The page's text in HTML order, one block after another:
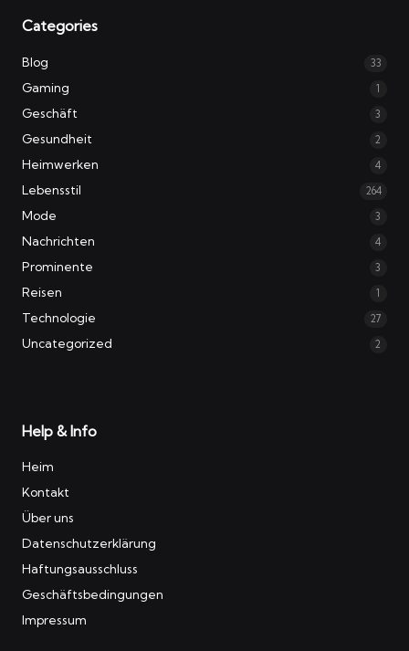
Categories
Blog 33
Gaming 1
Geschäft 3
Gesundheit 2
Heimwerken 4
Lebensstil 264
Mode 3
Nachrichten 4
Prominente 3
Reisen 1
Technologie 27
Uncategorized 2
Help & Info
Heim
Kontakt
Über uns
Datenschutzerklärung
Haftungsausschluss
Geschäftsbedingungen
Impressum